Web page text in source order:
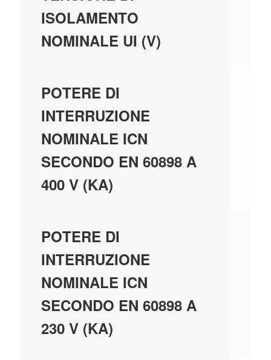
ISOLAMENTO
NOMINALE UI (V)
POTERE DI
INTERRUZIONE
NOMINALE ICN
SECONDO EN 60898 A
400 V (KA)
POTERE DI
INTERRUZIONE
NOMINALE ICN
SECONDO EN 60898 A
230 V (KA)